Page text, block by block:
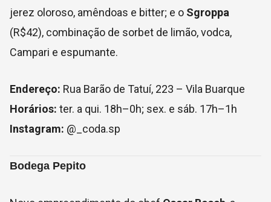
jerez oloroso, amêndoas e bitter; e o Sgroppa
(R$42), combinação de sorbet de limão, vodca,
Campari e espumante.
Endereço: Rua Barão de Tatuí, 223 – Vila Buarque
Horários: ter. a qui. 18h–0h; sex. e sáb. 17h–1h
Instagram: @_coda.sp
Bodega Pepito